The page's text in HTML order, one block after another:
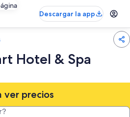
Descargar la app
Hotel & Spa
ver precios